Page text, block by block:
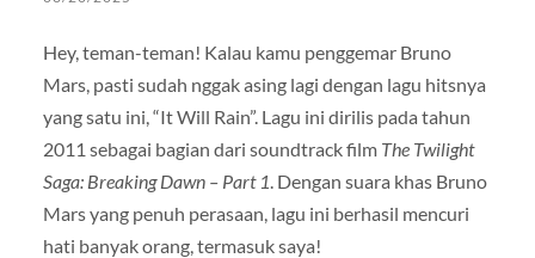
Hey, teman-teman! Kalau kamu penggemar Bruno
Mars, pasti sudah nggak asing lagi dengan lagu hitsnya
yang satu ini, “It Will Rain”. Lagu ini dirilis pada tahun
2011 sebagai bagian dari soundtrack film The Twilight
Saga: Breaking Dawn – Part 1. Dengan suara khas Bruno
Mars yang penuh perasaan, lagu ini berhasil mencuri
hati banyak orang, termasuk saya!